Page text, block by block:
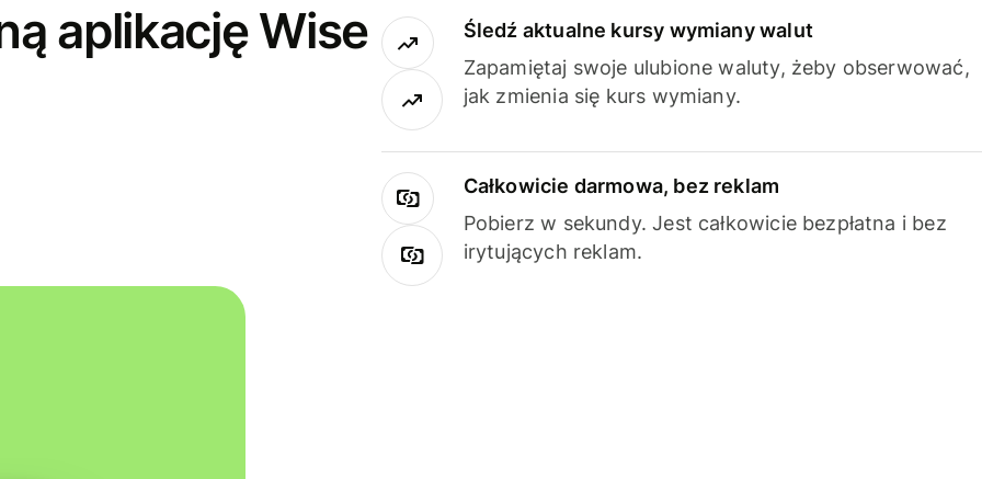
aplikację Wise
Śledź aktualne kursy wymiany walut
Zapamiętaj swoje ulubione waluty, żeby obserwować,
jak zmienia się kurs wymiany.
Całkowicie darmowa, bez reklam
Pobierz w sekundy. Jest całkowicie bezpłatna i bez
irytujących reklam.